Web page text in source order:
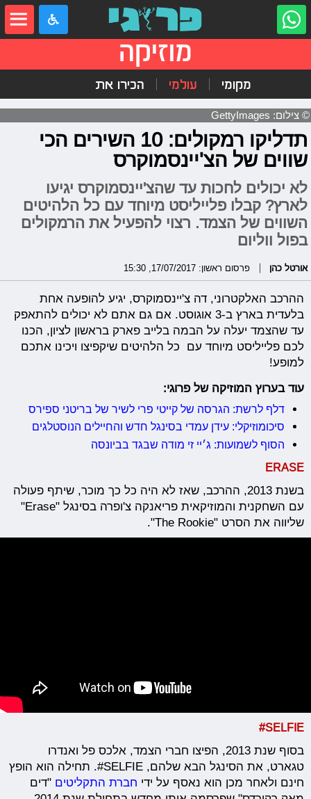
מוזיקה
מקומי עולמי הכירו את
© צילום: GettyImages
תדליקו רמקולים: 10 השירים הכי
שווים של הצ'יינסמוקרס
לא יכולים לחכות עד שהצ'יינסמוקרס יגיעו
לארץ? קבלו פלייליסט מיוחד עם כל הלהיטים
השווים של הצמד. רצוי להפעיל את הרמקולים
בפול ווליום
אורטל כהן פרסום ראשון: 17/07/2017, 15:30
ההרכב האלקטרוני, דה צ'יינסמוקרס, יגיע להופעה אחת
בלעדית בארץ ב-3 אוגוסט. אם גם אתם לא יכולים להתאפק
עד שהצמד יעלה על הבמה בלייב פארק בראשון לציון, הכנו
לכם פלייליסט מיוחד עם כל הלהיטים שיקפיצו ויכינו אתכם
למופע!
עוד בערוץ המוזיקה של פרוגי:
דלף לרשת: הגרסה של קייטי פרי לשיר של בריטני ספירס
סיכומוזיקלי: עידן עמדי בסינגל חדש והחיילים הנוסטלגים
הסוף לשמועות: ג׳יי זי מודה שבגד בביונסה
ERASE
בשנת 2013, ההרכב, שאז לא היה כל כך מוכר, שיתף פעולה
עם השחקנית והמוזיקאית פריאנקה צ'ופרה בסינגל "Erase"
שליווה את הסרט "The Rookie".
SELFIE#
בסוף שנת 2013, הפיצו חברי הצמד, אלכס פל ואנדרו
טגארט, את הסינגל הבא שלהם, SELFIE#. תחילה הוא הופץ
חינם ולאחר מכן הוא נאסף על ידי חברת התקליטים "דים